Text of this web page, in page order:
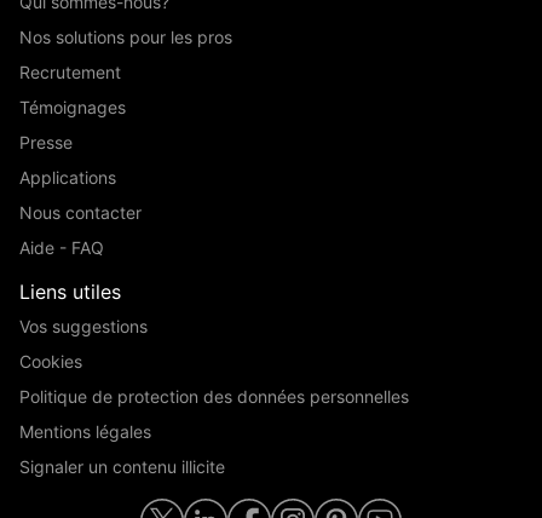
Nos solutions pour les pros
Recrutement
Témoignages
Presse
Applications
Nous contacter
Aide - FAQ
Liens utiles
Vos suggestions
Cookies
Politique de protection des données personnelles
Mentions légales
Signaler un contenu illicite